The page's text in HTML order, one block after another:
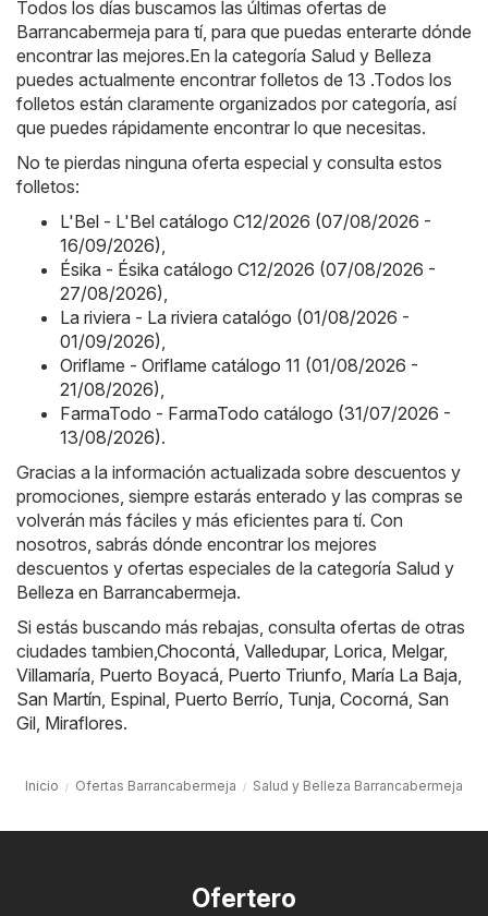
Todos los días buscamos las últimas ofertas de
Barrancabermeja para tí, para que puedas enterarte dónde
encontrar las mejores.En la categoría Salud y Belleza
puedes actualmente encontrar folletos de 13 .Todos los
folletos están claramente organizados por categoría, así
que puedes rápidamente encontrar lo que necesitas.
No te pierdas ninguna oferta especial y consulta estos
folletos:
L'Bel - L'Bel catálogo C12/2026 (07/08/2026 -
16/09/2026),
Ésika - Ésika catálogo C12/2026 (07/08/2026 -
27/08/2026),
La riviera - La riviera catalógo (01/08/2026 -
01/09/2026),
Oriflame - Oriflame catálogo 11 (01/08/2026 -
21/08/2026),
FarmaTodo - FarmaTodo catálogo (31/07/2026 -
13/08/2026).
Gracias a la información actualizada sobre descuentos y
promociones, siempre estarás enterado y las compras se
volverán más fáciles y más eficientes para tí. Con
nosotros, sabrás dónde encontrar los mejores
descuentos y ofertas especiales de la categoría Salud y
Belleza en Barrancabermeja.
Si estás buscando más rebajas, consulta ofertas de otras
ciudades tambien,Chocontá, Valledupar, Lorica, Melgar,
Villamaría, Puerto Boyacá, Puerto Triunfo, María La Baja,
San Martín, Espinal, Puerto Berrío, Tunja, Cocorná, San
Gil, Miraflores.
Inicio Ofertas Barrancabermeja Salud y Belleza Barrancabermeja
Ofertero